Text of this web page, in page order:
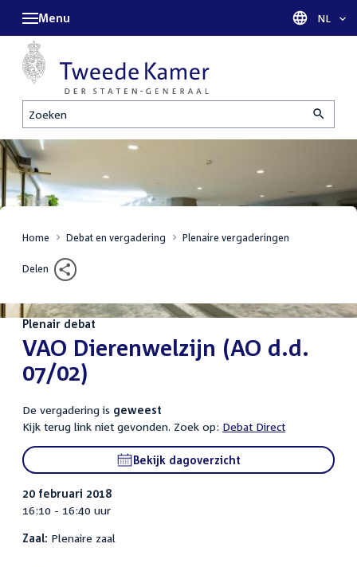
Zoeken
Menu Taal
NL
Home Debat en vergadering Plenaire vergaderingen
Delen
Plenair debat
:VAO Dierenwelzijn (AO d.d.
07/02)
De vergadering is geweest
Kijk terug link niet gevonden. Zoek op: Debat Direct
Bekijk dagoverzicht
20 februari 2018
16:10 - 16:40 uur
Zaal: Plenaire zaal